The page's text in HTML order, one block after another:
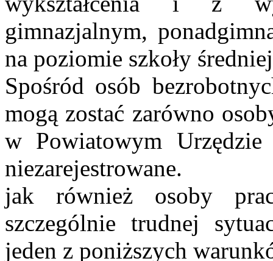
gimnazjalnym,
na poziomie szkoły
Spośród osób
mogą zostać zarówno
w Powiatowym
niezarejestrowane.
jak również osoby
szczególnie trudnej
jeden z poniższych